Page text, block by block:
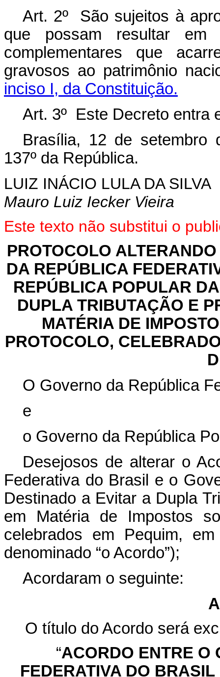
Art. 2º São sujeitos à
que possam resultar
complementares que
gravosos ao patrimônio
inciso I, da Constituição.
Art. 3º Este Decreto entra
Brasília, 12 de setembro
137º da República.
LUIZ INÁCIO LULA DA SILVA
Mauro Luiz Iecker Vieira
Este texto não substitui o
PROTOCOLO
DA REPÚBLICA
REPÚBLICA POPULAR
DUPLA TRIBUTAÇÃO E
MATÉRIA DE
PROTOCOLO,
O Governo da República
e
o Governo da República
Desejosos de alterar o
Federativa do Brasil e o
Destinado a Evitar a Dupla
em Matéria de Impostos
celebrados em Pequim,
denominado “o Acordo”);
Acordaram o seguinte:
O título do Acordo será
“ACORDO ENTRE O
FEDERATIVA DO